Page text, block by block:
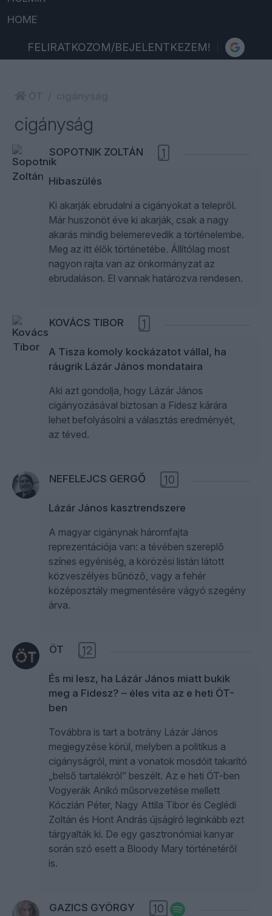
HOME
FELIRATKOZOM/BEJELENTKEZEM!
cigányság
SOPOTNIK ZOLTÁN 1
Hibaszülés
Ki akarják ebrudalni a cigányokat a telepről.
Már huszonöt éve ki akarják, csak a nagy
akarás mindig belemerevedik a történelembe.
Meg az itt élők történetébe. Állítólag most
nagyon rajta van az önkormányzat az
ebrudaláson. El vannak határozva rendesen.
KOVÁCS TIBOR 1
A Tisza komoly kockázatot vállal, ha
ráugrik Lázár János mondataira
Aki azt gondolja, hogy Lázár János
cigányozásával biztosan a Fidesz kárára
lehet befolyásolni a választás eredményét,
az téved.
NEFELEJCS GERGŐ 10
Lázár János kasztrendszere
A magyar cigánynak háromfajta
reprezentációja van: a tévében szereplő
színes egyéniség, a körözési listán látott
közveszélyes bűnöző, vagy a fehér
középosztály megmentésére vágyó szegény
árva.
ÖT 12
És mi lesz, ha Lázár János miatt bukik
meg a Fidesz? – éles vita az e heti ÖT-
ben
Továbbra is tart a botrány Lázár János
megjegyzése körül, melyben a politikus a
cigányságról, mint a vonatok mosdóit takarító
„belső tartalékról” beszélt. Az e heti ÖT-ben
Vogyerák Anikó műsorvezetése mellett
Kóczián Péter, Nagy Attila Tibor és Ceglédi
Zoltán és Hont András újságíró leginkább ezt
tárgyalták ki. De egy gasztronómiai kanyar
során szó esett a Bloody Mary történetéről
is.
GAZICS GYÖRGY 10